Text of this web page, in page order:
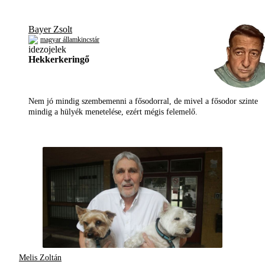
Bayer Zsolt
magyar államkincstár
Hekkerkeringő
Nem jó mindig szembemenni a fősodorral, de mivel a fősodor szinte
mindig a hülyék menetelése, ezért mégis felemelő.
Melis Zoltán